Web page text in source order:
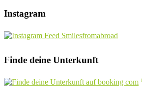
Instagram
Finde deine Unterkunft